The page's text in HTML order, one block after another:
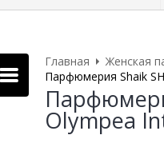
Главная Женская
Парфюмерия Shaik
Olympea